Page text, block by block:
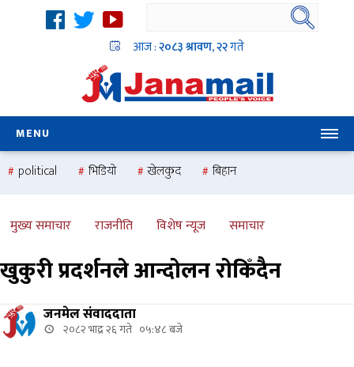
आज :२०८३ श्रावण, २२गते
MENU
political भिडियो खेलकुद
बिहान
national
health
मुख्य समाचार राजनीति विशेष न्यूज समाचार
खुकुरी प्रदर्शनले आन्दोलन रोकिँदैन
जनमेल संवाददाता
२०८२ भाद्र २६ गते ०५:४८ बजे